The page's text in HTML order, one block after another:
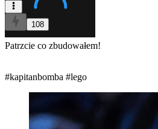
108
Patrzcie co zbudowałem!
#kapitanbomba #lego